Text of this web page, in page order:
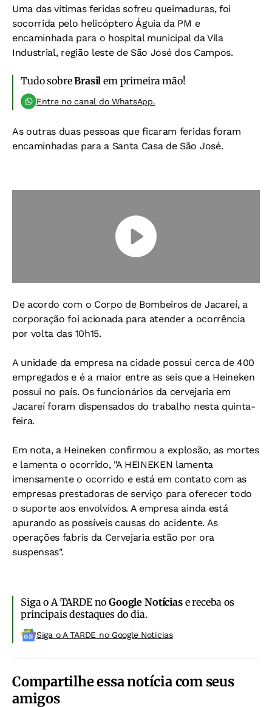
Uma das vítimas feridas sofreu queimaduras, foi
socorrida pelo helicóptero Águia da PM e
encaminhada para o hospital municipal da Vila
Industrial, região leste de São José dos Campos.
Tudo sobreBrasil em primeira mão!
Entre no canal do WhatsApp.
As outras duas pessoas que ficaram feridas foram
encaminhadas para a Santa Casa de São José.
De acordo com o Corpo de Bombeiros de Jacareí, a
corporação foi acionada para atender a ocorrência
por volta das 10h15.
A unidade da empresa na cidade possui cerca de 400
empregados e é a maior entre as seis que a Heineken
possui no país. Os funcionários da cervejaria em
Jacareí foram dispensados do trabalho nesta quinta-
feira.
Em nota, a Heineken confirmou a explosão, as mortes
e lamenta o ocorrido, "A HEINEKEN lamenta
imensamente o ocorrido e está em contato com as
empresas prestadoras de serviço para oferecer todo
o suporte aos envolvidos. A empresa ainda está
apurando as possíveis causas do acidente. As
operações fabris da Cervejaria estão por ora
suspensas".
Siga o A TARDE noGoogle Notíciase receba os
principais destaques do dia.
Siga o A TARDE no Google Noticias
Compartilhe essa notícia com seus
amigos